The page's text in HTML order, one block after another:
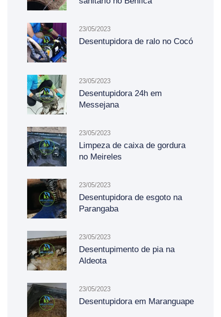
23/05/2023
Desentupidora de ralo no Cocó
23/05/2023
Desentupidora 24h em
Messejana
23/05/2023
Limpeza de caixa de gordura
no Meireles
23/05/2023
Desentupidora de esgoto na
Parangaba
23/05/2023
Desentupimento de pia na
Aldeota
23/05/2023
Desentupidora em Maranguape